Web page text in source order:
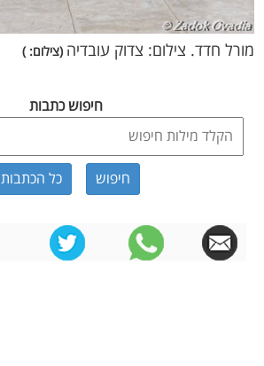
מורל חדד. צילום: צדוק עובדיה (צילום: )
חיפוש כתבות
כל הכתבות